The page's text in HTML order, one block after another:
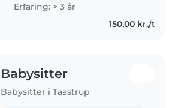
Erfaring: > 3 år
150,00 kr./t
Babysitter
Babysitter i Taastrup